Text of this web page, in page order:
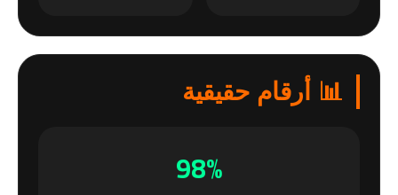
📊 أرقام حقيقية
98%